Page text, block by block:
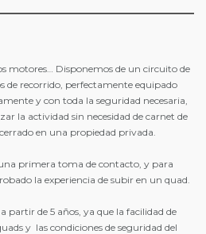
motores… Disponemos de un circuito de
recorrido, perfectamente equipado
y con toda la seguridad necesaria,
la actividad sin necesidad de carnet de
en una propiedad privada.
primera toma de contacto, y para
la experiencia de subir en un quad.
partir de 5 años, ya que la facilidad de
y las condiciones de seguridad del